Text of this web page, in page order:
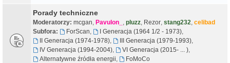
Porady techniczne
Moderatorzy: mcgan, Pavulon_ , pluzz, Rezor, stang232, celibad
Subfora:
ForScan, I Generacja (1964 1/2 - 1973),
II Generacja (1974-1978), III Generacja (1979-1993),
IV Generacja (1994-2004), VI Generacja (2015- ... ),
Alternatywne źródła energii,
FoMoCo